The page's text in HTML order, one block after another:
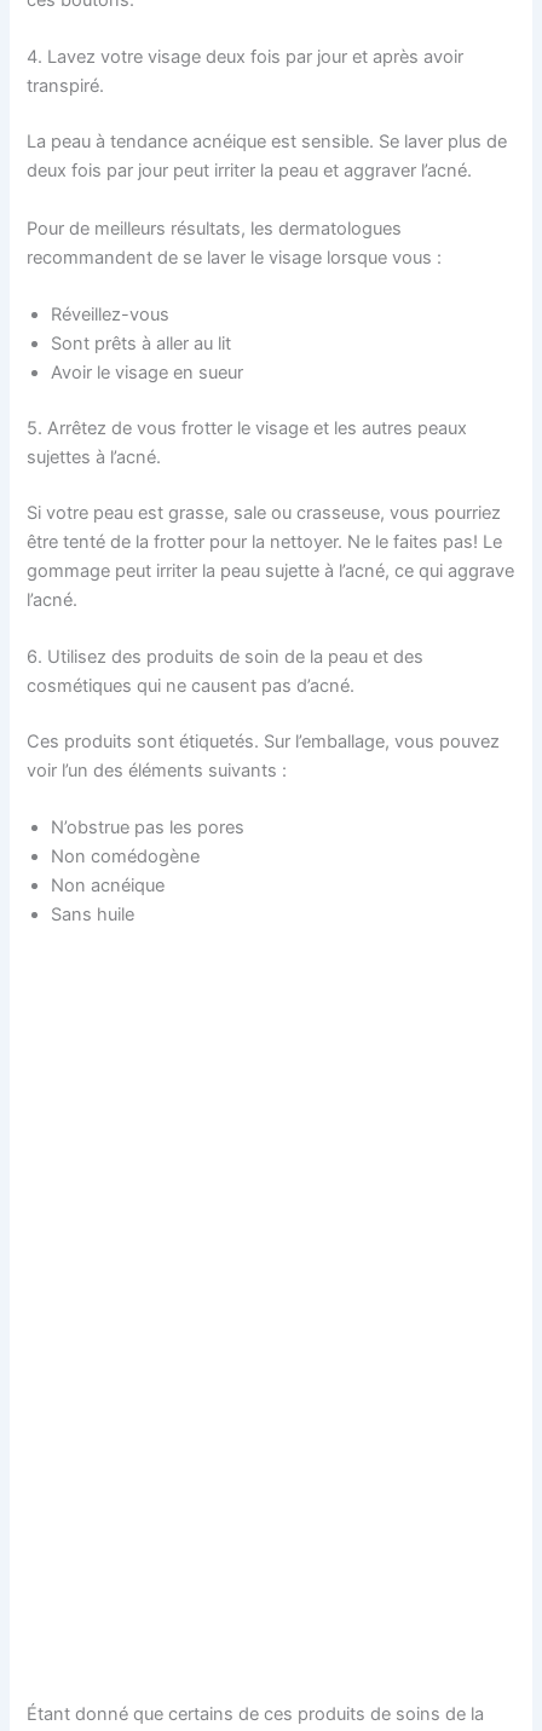
4. Lavez votre visage deux fois par jour et après avoir
transpiré.
La peau à tendance acnéique est sensible. Se laver plus de
deux fois par jour peut irriter la peau et aggraver l’acné.
Pour de meilleurs résultats, les dermatologues
recommandent de se laver le visage lorsque vous :
Réveillez-vous
Sont prêts à aller au lit
Avoir le visage en sueur
5. Arrêtez de vous frotter le visage et les autres peaux
sujettes à l’acné.
Si votre peau est grasse, sale ou crasseuse, vous pourriez
être tenté de la frotter pour la nettoyer. Ne le faites pas! Le
gommage peut irriter la peau sujette à l’acné, ce qui aggrave
l’acné.
6. Utilisez des produits de soin de la peau et des
cosmétiques qui ne causent pas d’acné.
Ces produits sont étiquetés. Sur l’emballage, vous pouvez
voir l’un des éléments suivants :
N’obstrue pas les pores
Non comédogène
Non acnéique
Sans huile
Étant donné que certains de ces produits de soins de la